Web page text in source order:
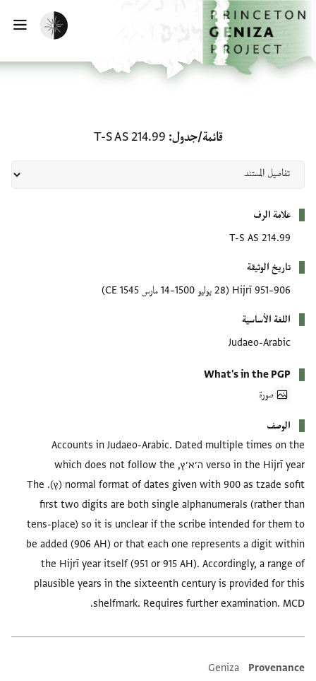
إلى المحتوى الرئيسي
الرئيسية
تفعيل الوضع المظلم
قائمة/جدول T-S AS 214.99
علامة الرف
T-S AS 214.99
تاريخ الوثيقة
906–951 Hijrī
(28 يوليو 1500–14 مارس 1545 CE)
اللغة الأساسية
Judaeo-Arabic
What's in the PGP
صورة
الوصف
Accounts in Judaeo-Arabic. Dated multiple times on the
verso in the Hijrī year ה׳א׳ץ, which does not follow the
normal format of dates given with 900 as tzade sofit (ץ). The
first two digits are both single alphanumerals (rather than
tens-place) so it is unclear if the scribe intended for them to
be added (906 AH) or that each one represents a digit within
the Hijrī year itself (951 or 915 AH). Accordingly, a range of
plausible years in the sixteenth century is provided for this
shelfmark. Requires further examination. MCD.
Additional metadata
Provenance
Geniza